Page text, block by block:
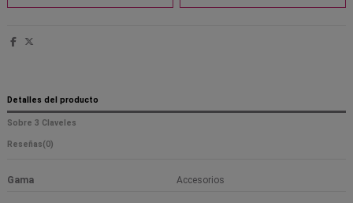
Detalles del producto
Sobre 3 Claveles
Reseñas(0)
Gama Accesorios